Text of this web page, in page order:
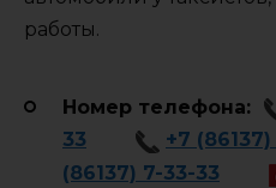
работы.
Номер телефона:
33
+7
(86137) 7-33-33